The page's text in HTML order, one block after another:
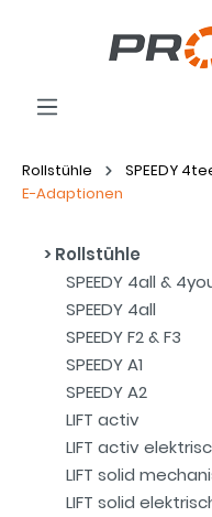
Rollstühle SPEEDY
E-Adaptionen
Rollstühle
SPEEDY 4all &
SPEEDY 4all
SPEEDY F2 & F3
SPEEDY A1
SPEEDY A2
LIFT activ
LIFT activ
LIFT solid
LIFT solid